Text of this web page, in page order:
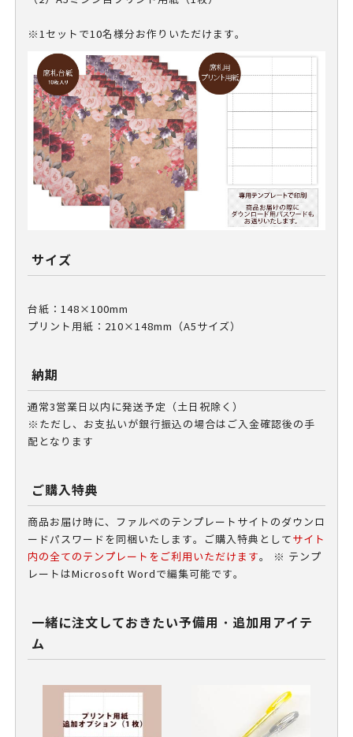
※1セットで10名様分お作りいただけます。
サイズ
台紙：148×100mm
プリント用紙：210×148mm（A5サイズ）
納期
通常3営業日以内に発送予定（土日祝除く）
※ただし、お支払いが銀行振込の場合はご入金確認後の手
配となります
ご購入特典
商品お届け時に、 ファルベのテンプレートサイト のダウンロ
ードパスワードを同梱いたします。ご購入特典としてサイト
内の全てのテンプレートをご利用いただけます。 ※ テンプ
レートはMicrosoft Wordで編集可能です。
一緒に注文しておきたい予備用・追加用アイテ
ム